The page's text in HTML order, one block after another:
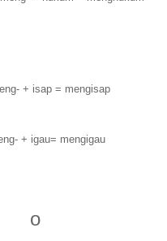
+ isap = mengisap
+ igau= mengigau